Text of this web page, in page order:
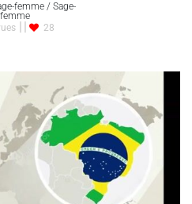
femme / Sage-
femme
28